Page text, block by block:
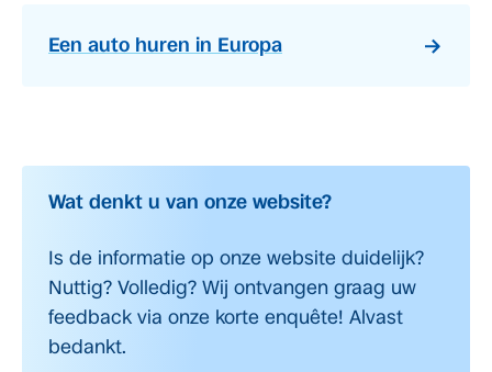
Een auto huren in Europa
Wat denkt u van onze website?
Is de informatie op onze website duidelijk?
Nuttig? Volledig? Wij ontvangen graag uw
feedback via onze korte enquête! Alvast
bedankt.